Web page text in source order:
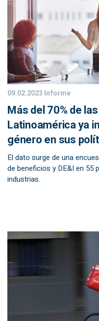
09.02.2023 Informe
Más del 70% de
Latinoamérica ya
género en sus
El dato surge de una
de beneficios y DE&I en 55
industrias.